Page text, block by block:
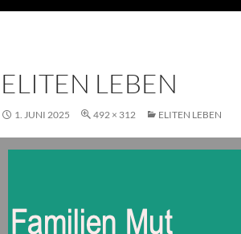
ELITEN LEBEN
1. JUNI 2025 492 × 312 ELITEN LEBEN